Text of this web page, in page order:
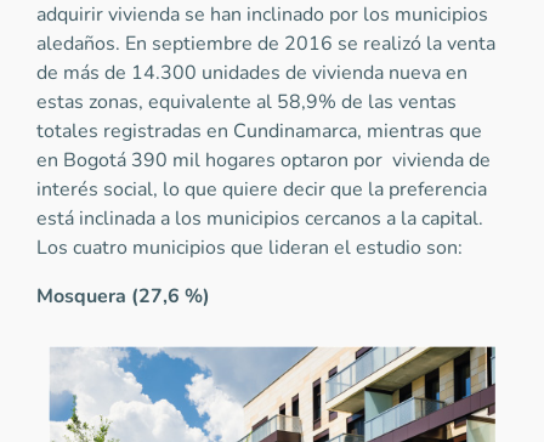
adquirir vivienda se han inclinado por los municipios
aledaños. En septiembre de 2016 se realizó la venta
de más de 14.300 unidades de vivienda nueva en
estas zonas, equivalente al 58,9% de las ventas
totales registradas en Cundinamarca, mientras que
en Bogotá 390 mil hogares optaron por vivienda de
interés social, lo que quiere decir que la preferencia
está inclinada a los municipios cercanos a la capital.
Los cuatro municipios que lideran el estudio son:
Mosquera (27,6 %)